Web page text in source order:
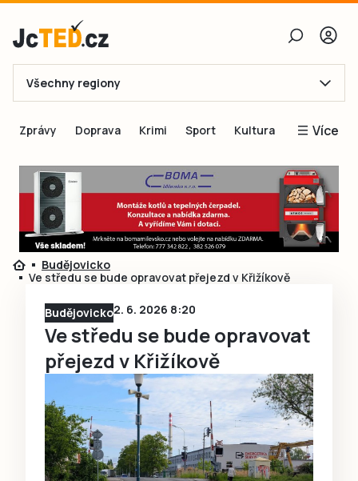
E-mail
Obnovit heslo
Přihlásit se
Přihlásit se přes Facebook
Ještě nemám účet, chci se
Všechny regiony
Zprávy Doprava Krimi Sport Kultura Více
Blogy
Inspirace
Čtenáři píší
Speciální přílohy
Budějovicko
Ve středu se bude opravovat přejezd v Křižíkově
Budějovicko2. 6. 2026 8:20
Ve středu se bude opravovat
přejezd v Křižíkově